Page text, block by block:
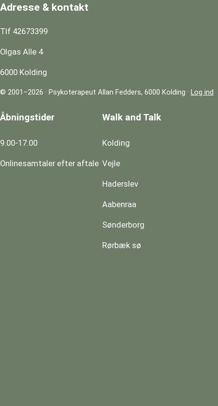
Adresse & kontakt
Tlf 42673399
Olgas Alle 4
6000 Kolding
© 2001–2026 · Psykoterapeut Allan Fedders, 6000 Kolding ·Log ind
Åbningstider
9.00-17.00
Onlinesamtaler efter aftale
Walk and Talk
Kolding
Vejle
Haderslev
Aabenraa
Sønderborg
Rørbæk sø